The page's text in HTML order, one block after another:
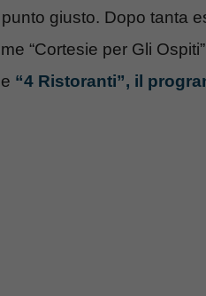
giusto. Dopo tanta
“Cortesie per Gli
“4 Ristoranti”, il